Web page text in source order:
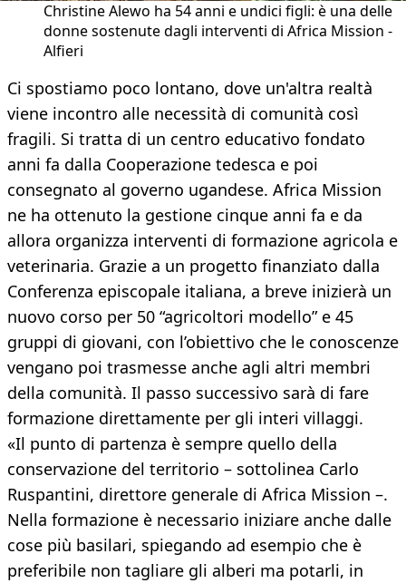
Christine Alewo ha 54 anni e undici figli: è una delle
donne sostenute dagli interventi di Africa Mission -
Alfieri
Ci spostiamo poco lontano, dove un'altra realtà
viene incontro alle necessità di comunità così
fragili. Si tratta di un centro educativo fondato
anni fa dalla Cooperazione tedesca e poi
consegnato al governo ugandese. Africa Mission
ne ha ottenuto la gestione cinque anni fa e da
allora organizza interventi di formazione agricola e
veterinaria. Grazie a un progetto finanziato dalla
Conferenza episcopale italiana, a breve inizierà un
nuovo corso per 50 “agricoltori modello” e 45
gruppi di giovani, con l’obiettivo che le conoscenze
vengano poi trasmesse anche agli altri membri
della comunità. Il passo successivo sarà di fare
formazione direttamente per gli interi villaggi.
«Il punto di partenza è sempre quello della
conservazione del territorio – sottolinea Carlo
Ruspantini, direttore generale di Africa Mission –.
Nella formazione è necessario iniziare anche dalle
cose più basilari, spiegando ad esempio che è
preferibile non tagliare gli alberi ma potarli, in